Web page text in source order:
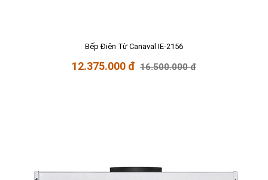
Bếp Điện Từ Canaval IE-2156
12.375.000 đ 16.500.000 đ